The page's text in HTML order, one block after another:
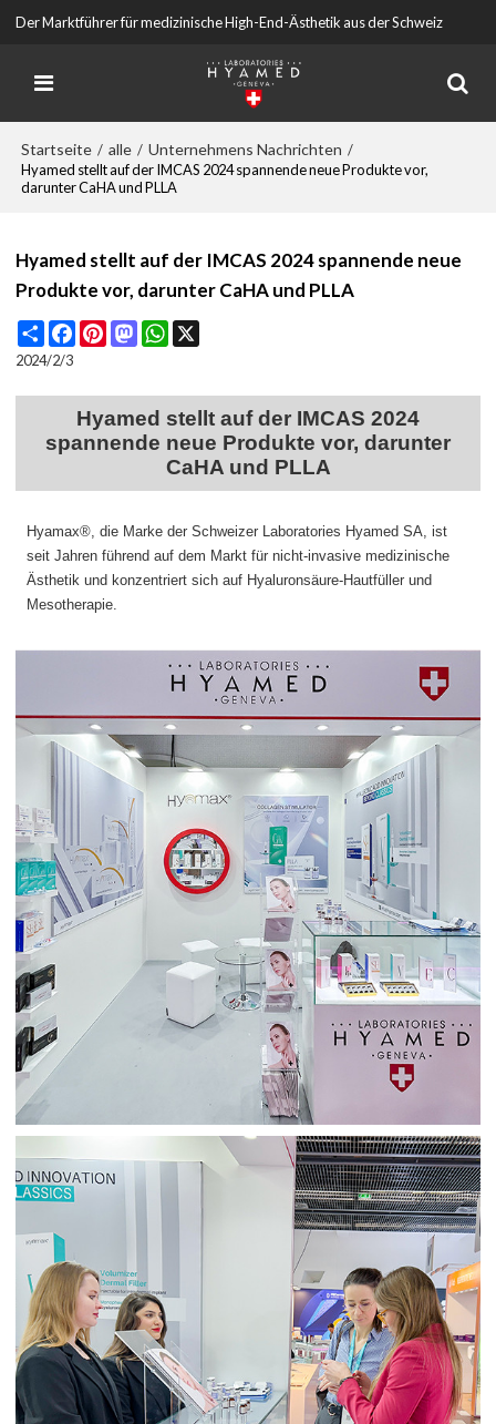
Der Marktführer für medizinische High-End-Ästhetik aus der Schweiz
Startseite / alle / Unternehmens Nachrichten /
Hyamed stellt auf der IMCAS 2024 spannende neue Produkte vor,
darunter CaHA und PLLA
Hyamed stellt auf der IMCAS 2024 spannende neue
Produkte vor, darunter CaHA und PLLA
Share FacebookPinterestMastodonWhatsApp
2024/2/3
Hyamed stellt auf der IMCAS 2024
spannende neue Produkte vor, darunter
CaHA und PLLA
Hyamax®, die Marke der Schweizer Laboratories Hyamed SA, ist
seit Jahren führend auf dem Markt für nicht-invasive medizinische
Ästhetik und konzentriert sich auf Hyaluronsäure-Hautfüller und
Mesotherapie.